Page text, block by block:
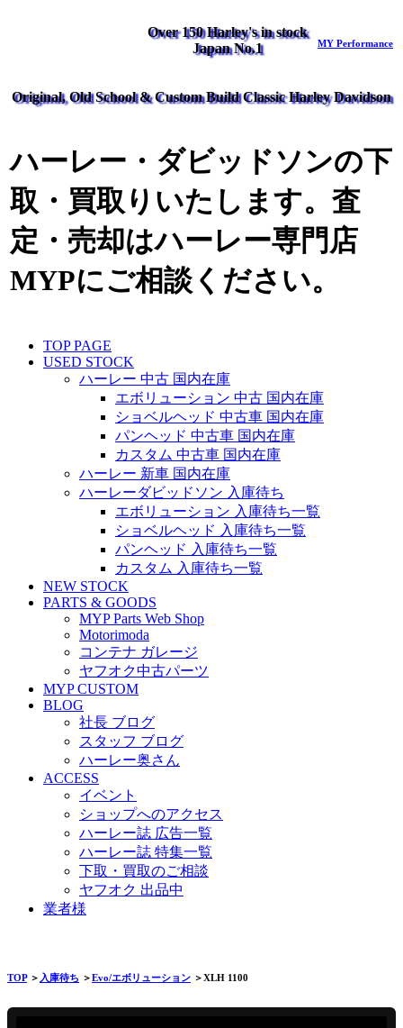
Over 150 Harley's in stock
Japan No.1
MY Performance
Original, Old School & Custom Build Classic Harley Davidson
ハーレー・ダビッドソンの下
取・買取りいたします。査
定・売却はハーレー専門店
MYPにご相談ください。
TOP PAGE
USED STOCK
ハーレー 中古 国内在庫
エボリューション 中古 国内在庫
ショベルヘッド 中古車 国内在庫
パンヘッド 中古車 国内在庫
カスタム 中古車 国内在庫
ハーレー 新車 国内在庫
ハーレーダビッドソン 入庫待ち
エボリューション 入庫待ち一覧
ショベルヘッド 入庫待ち一覧
パンヘッド 入庫待ち一覧
カスタム 入庫待ち一覧
NEW STOCK
PARTS & GOODS
MYP Parts Web Shop
Motorimoda
コンテナ ガレージ
ヤフオク中古パーツ
MYP CUSTOM
BLOG
社長 ブログ
スタッフ ブログ
ハーレー奥さん
ACCESS
イベント
ショップへのアクセス
ハーレー誌 広告一覧
ハーレー誌 特集一覧
下取・買取のご相談
ヤフオク 出品中
業者様
TOP＞ 入庫待ち ＞Evo/エボリューション ＞XLH 1100